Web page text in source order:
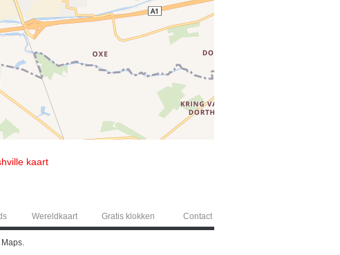
kaart
Wereldkaart Gratis klokken Contact